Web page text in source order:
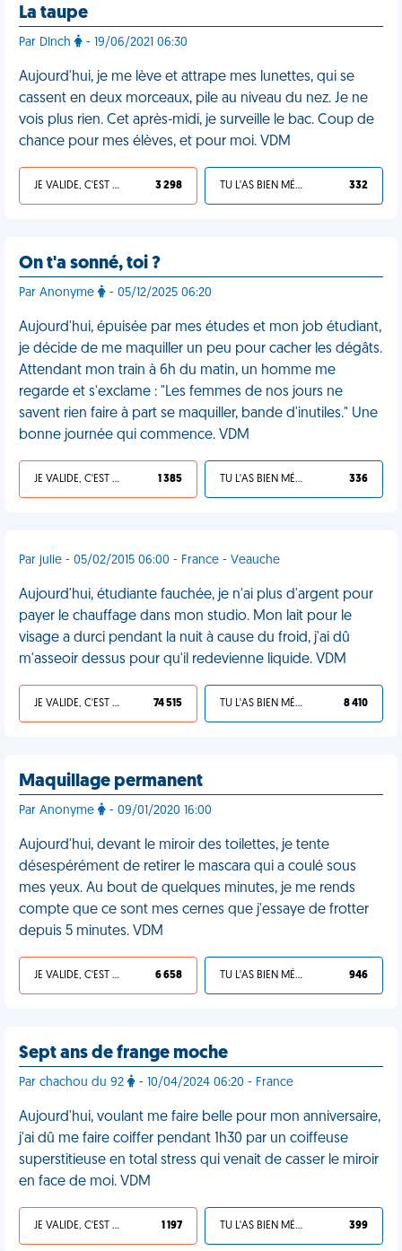
La taupe
Par DInch - 19/06/2021 06:30
Aujourd'hui, je me lève et attrape mes lunettes, qui se
cassent en deux morceaux, pile au niveau du nez. Je ne
vois plus rien. Cet après-midi, je surveille le bac. Coup de
chance pour mes élèves, et pour moi. VDM
JE VALIDE, C'EST UNE VDM 3 298 TU L'AS BIEN MÉRITÉ 332
On t'a sonné, toi ?
Par Anonyme - 05/12/2025 06:20
Aujourd'hui, épuisée par mes études et mon job étudiant,
je décide de me maquiller un peu pour cacher les dégâts.
Attendant mon train à 6h du matin, un homme me
regarde et s'exclame : "Les femmes de nos jours ne
savent rien faire à part se maquiller, bande d'inutiles." Une
bonne journée qui commence. VDM
JE VALIDE, C'EST UNE VDM 1 385 TU L'AS BIEN MÉRITÉ 336
Par julie - 05/02/2015 06:00 - France - Veauche
Aujourd'hui, étudiante fauchée, je n'ai plus d'argent pour
payer le chauffage dans mon studio. Mon lait pour le
visage a durci pendant la nuit à cause du froid, j'ai dû
m'asseoir dessus pour qu'il redevienne liquide. VDM
JE VALIDE, C'EST UNE VDM 74 515 TU L'AS BIEN MÉRITÉ 8 410
Maquillage permanent
Par Anonyme - 09/01/2020 16:00
Aujourd'hui, devant le miroir des toilettes, je tente
désespérément de retirer le mascara qui a coulé sous
mes yeux. Au bout de quelques minutes, je me rends
compte que ce sont mes cernes que j'essaye de frotter
depuis 5 minutes. VDM
JE VALIDE, C'EST UNE VDM 6 658 TU L'AS BIEN MÉRITÉ 946
Sept ans de frange moche
Par chachou du 92 - 10/04/2024 06:20 - France
Aujourd'hui, voulant me faire belle pour mon anniversaire,
j'ai dû me faire coiffer pendant 1h30 par un coiffeuse
superstitieuse en total stress qui venait de casser le miroir
en face de moi. VDM
JE VALIDE, C'EST UNE VDM 1 197 TU L'AS BIEN MÉRITÉ 399